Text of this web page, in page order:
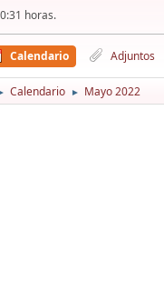
horas.
Calendario Adjuntos
Calendario ► Mayo 2022